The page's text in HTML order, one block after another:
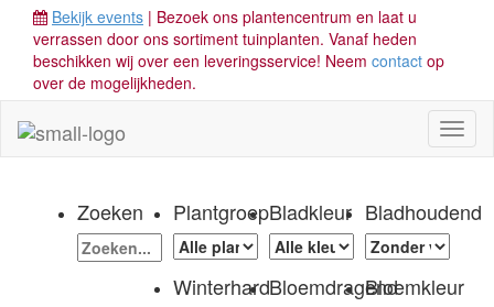
Bekijk events | Bezoek ons plantencentrum en laat u
verrassen door ons sortiment tuinplanten. Vanaf heden
beschikken wij over een leveringsservice! Neem contact op
over de mogelijkheden.
Zoeken PlantgroepBladkleur Bladhoudend
WinterhardBloemdragendBloemkleur